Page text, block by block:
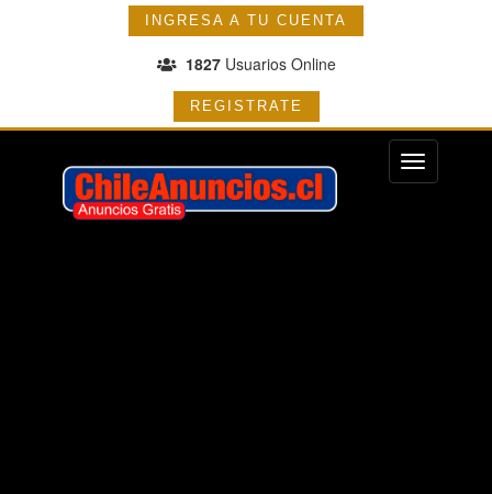
INGRESA A TU CUENTA
1827Usuarios Online
REGISTRATE
Menu